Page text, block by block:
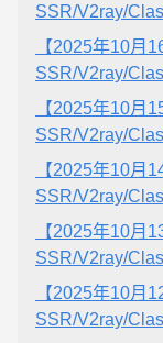
SSR/V2ray/
【2025年10月
SSR/V2ray/
【2025年10月
SSR/V2ray/
【2025年10月
SSR/V2ray/
【2025年10月
SSR/V2ray/
【2025年10月
SSR/V2ray/